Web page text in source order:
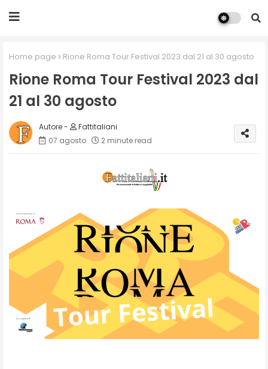
Home page Rione Roma Tour Festival 2023 dal 21 al 30 agosto
Rione Roma Tour Festival 2023 dal
21 al 30 agosto
Fattitaliani
07 agosto
2 minute read